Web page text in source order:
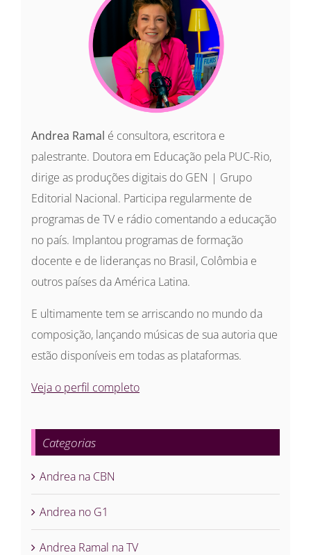
Andrea Ramal é consultora, escritora e
palestrante. Doutora em Educação pela PUC-Rio,
dirige as produções digitais do GEN | Grupo
Editorial Nacional. Participa regularmente de
programas de TV e rádio comentando a educação
no país. Implantou programas de formação
docente e de lideranças no Brasil, Colômbia e
outros países da América Latina.
E ultimamente tem se arriscando no mundo da
composição, lançando músicas de sua autoria que
estão disponíveis em todas as plataformas.
Veja o perfil completo
Categorias
Andrea na CBN
Andrea no G1
Andrea Ramal na TV